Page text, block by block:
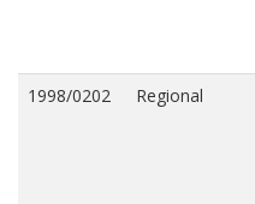
1998/0202 Regional